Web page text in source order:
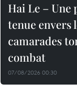
Hai Le – Une
tenue envers
camarades
combat
07/08/2026 00:30